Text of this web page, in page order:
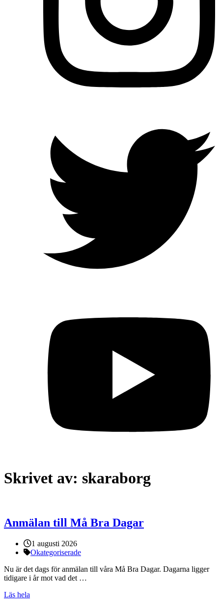
Skrivet av: skaraborg
Anmälan till Må Bra Dagar
Publicerat:
1 augusti 2026
Kategorier:
Okategoriserade
Nu är det dags för anmälan till våra Må Bra Dagar. Dagarna ligger
tidigare i år mot vad det …
Läs hela